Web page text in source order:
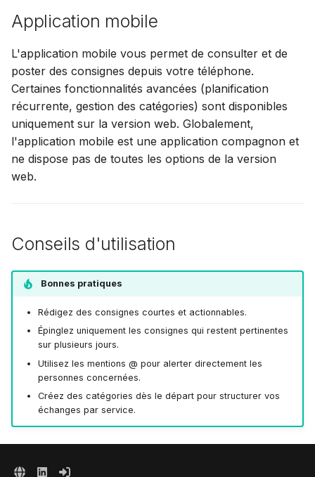
Application mobile
L'application mobile vous permet de consulter et de
poster des consignes depuis votre téléphone.
Certaines fonctionnalités avancées (planification
récurrente, gestion des catégories) sont disponibles
uniquement sur la version web. Globalement,
l'application mobile est une application compagnon et
ne dispose pas de toutes les options de la version
web.
Conseils d'utilisation
Bonnes pratiques
Rédigez des consignes courtes et actionnables.
Épinglez uniquement les consignes qui restent pertinentes
sur plusieurs jours.
Utilisez les mentions @ pour alerter directement les
personnes concernées.
Créez des catégories dès le départ pour structurer vos
échanges par service.